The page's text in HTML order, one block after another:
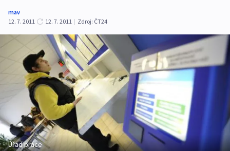
mav
12. 7. 2011
12. 7. 2011 | Zdroj: ČT24
Úřad práce